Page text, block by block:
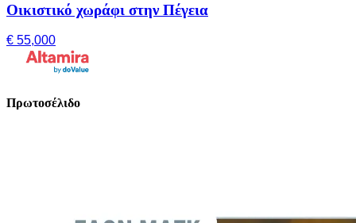
Οικιστικό χωράφι στην Πέγεια
€ 55,000
Πρωτοσέλιδο